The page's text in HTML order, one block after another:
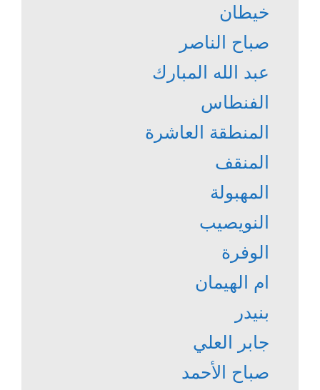
خيطان
صباح الناصر
عبد الله المبارك
الفنطاس
المنطقة العاشرة
المنقف
المهبولة
النويصيب
الوفرة
ام الهيمان
بنيدر
جابر العلي
صباح الأحمد